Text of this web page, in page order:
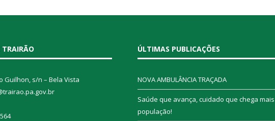
TRAIRÃO
Guilhon, s/n – Bela Vista
ÚLTIMAS PUBLICAÇÕES
NOVA AMBULÂNCIA TRAÇADA
Saúde que avança, cuidado que chega
população!